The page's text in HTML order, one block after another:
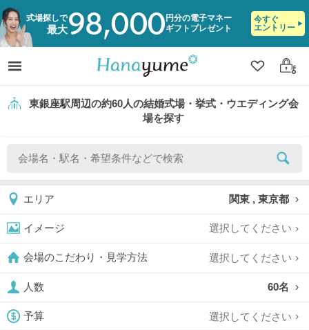
式場探しで
最大98,000 円分の電子マネー
ギフトプレゼント
今すぐ
エントリー
クリップ
ログ
東銀座駅周辺の約60人の結婚式場・挙式・ウエディング会
場を探す
エリア 関東 , 東京都
イメージ 選択してください
会場のこだわり・見学方法 選択してください
人数 60名
予算 選択してください